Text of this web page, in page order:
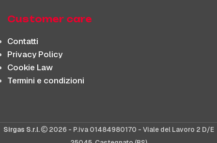
Customer care
Contatti
Privacy Policy
Cookie Law
Termini e condizioni
Sirgas S.r.l.
2026 - P.iva 01484980170 - Viale del Lavoro 2 D/E